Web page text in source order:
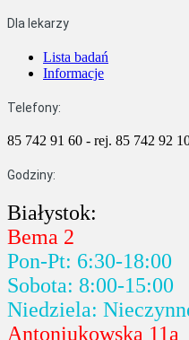
Dla lekarzy
Lista badań
Informacje
Telefony:
85 742 91 60 - rej. 85 742 92
Godziny:
Białystok:
Bema 2
Pon-Pt: 6:30-18:00
Sobota: 8:00-15:00
Niedziela:
Antoniukowska 11a